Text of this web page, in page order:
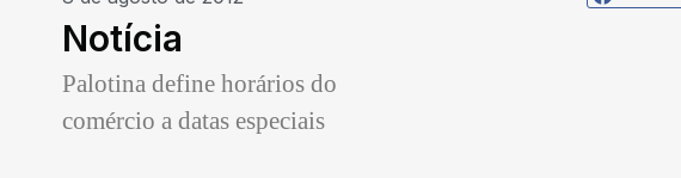
Notícia
Palotina define horários do
comércio a datas especiais